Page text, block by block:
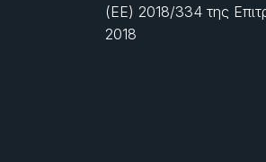
(ΕΕ) 2018/334 της
2018